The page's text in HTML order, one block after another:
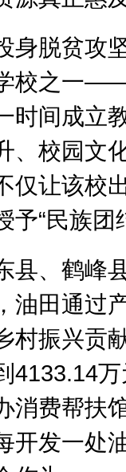
脱贫攻坚
校之一
时间成立
、校园文
仅让该校
予“民族
、鹤峰县
油田通过
村振兴贡
4133.14
消费帮
开发一处